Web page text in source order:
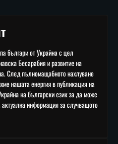
българи от Украйна с цел
Бесарабия и развитие на
След пълномащабното нахлуване
нашата енергия в публикация на
на български език за да може
информация за случващото